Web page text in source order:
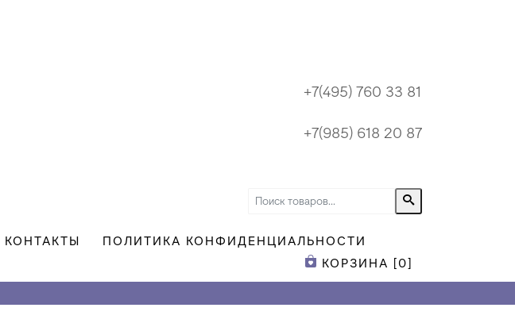
+7(495) 760 33 81
+7(985) 618 20 87
КОНТАКТЫ
ПОЛИТИКА КОНФИДЕНЦИАЛЬНОСТИ
КОРЗИНА [0]